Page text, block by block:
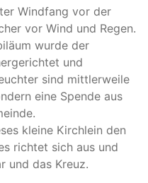
Windfang vor der
vor Wind und Regen.
wurde der
und
sind mittlerweile
eine Spende aus
kleine Kirchlein den
richtet sich aus und
und das Kreuz.